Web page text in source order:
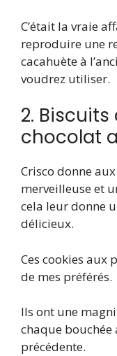
C’était la vraie
reproduire une
cacahuète à
voudrez utiliser.
2.
chocolat
Crisco donne
merveilleuse et
cela leur donne
délicieux.
Ces cookies aux
de mes préférés.
Ils ont une
chaque
précédente.